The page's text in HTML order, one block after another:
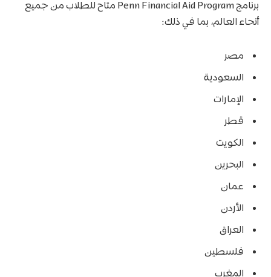
برنامج Penn Financial Aid Program متاح للطلاب من جميع
أنحاء العالم، بما في ذلك:
مصر
السعودية
الإمارات
قطر
الكويت
البحرين
عمان
الأردن
العراق
فلسطين